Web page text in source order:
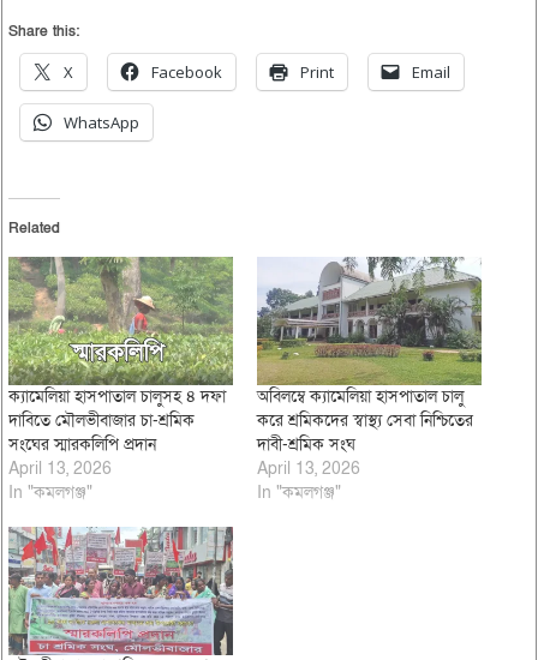
Share this:
X Facebook Print Email
WhatsApp
Related
ক্যামেলিয়া হাসপাতাল চালুসহ ৪ দফা
দাবিতে মৌলভীবাজার চা-শ্রমিক
সংঘের স্মারকলিপি প্রদান
April 13, 2026
In "কমলগঞ্জ"
অবিলম্বে ক্যামেলিয়া হাসপাতাল চালু
করে শ্রমিকদের স্বাস্থ্য সেবা নিশ্চিতের
দাবী-শ্রমিক সংঘ
April 13, 2026
In "কমলগঞ্জ"